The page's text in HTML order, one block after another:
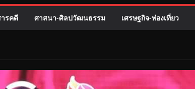
รคดี ศาสนา-ศิลปวัฒนธรรม เศรษฐกิจ-ท่องเที่ยว